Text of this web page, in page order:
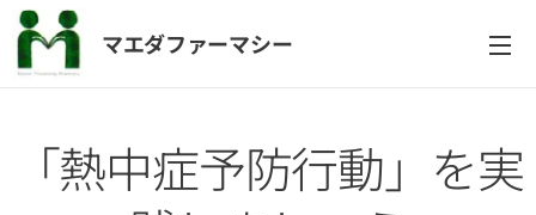
マエダファーマシー
「熱中症予防行動」を実